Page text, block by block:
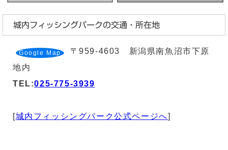
城内フィッシングパークの交通・所在地
Google Map
〒959-4603 新潟県南魚沼市下原
地内
TEL:025-775-3939
[城内フィッシングパーク公式ページへ]